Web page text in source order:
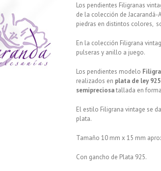
Los pendientes Filigranas
de la colección de
piedras en distintos colores,
En la colección Filigrana
pulseras y anillo a juego.
Los pendientes modelo
realizados en plata de ley 925
semipreciosatallada en
El estilo Filigrana vintage se
plata.
Tamaño 10 mm x 15 mm
Con gancho de Plata 925.